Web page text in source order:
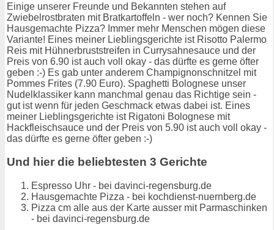
Einige unserer Freunde und Bekannten stehen auf
Zwiebelrostbraten mit Bratkartoffeln - wer noch? Kennen Sie
Hausgemachte Pizza? Immer mehr Menschen mögen diese
Variante! Eines meiner Lieblingsgerichte ist Risotto Palermo
Reis mit Hühnerbruststreifen in Currysahnesauce und der
Preis von 6.90 ist auch voll okay - das dürfte es gerne öfter
geben :-) Es gab unter anderem Champignonschnitzel mit
Pommes Frites (7.90 Euro). Spaghetti Bolognese unser
Nudelklassiker kann manchmal genau das Richtige sein -
gut ist wenn für jeden Geschmack etwas dabei ist. Eines
meiner Lieblingsgerichte ist Rigatoni Bolognese mit
Hackfleischsauce und der Preis von 5.90 ist auch voll okay -
das dürfte es gerne öfter geben :-)
Und hier die beliebtesten 3 Gerichte
Espresso Uhr - bei davinci-regensburg.de
Hausgemachte Pizza - bei kochdienst-nuernberg.de
Pizza cm alle aus der Karte ausser mit Parmaschinken
- bei davinci-regensburg.de